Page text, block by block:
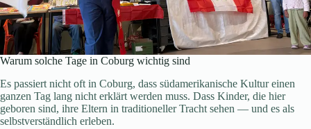
Warum solche Tage in Coburg wichtig sind
Es passiert nicht oft in Coburg, dass südamerikanische Kultur einen
ganzen Tag lang nicht erklärt werden muss. Dass Kinder, die hier
geboren sind, ihre Eltern in traditioneller Tracht sehen — und es als
selbstverständlich erleben.